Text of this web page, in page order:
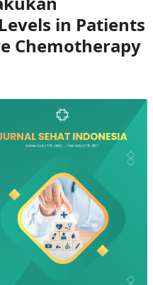
in Patients
Chemotherapy